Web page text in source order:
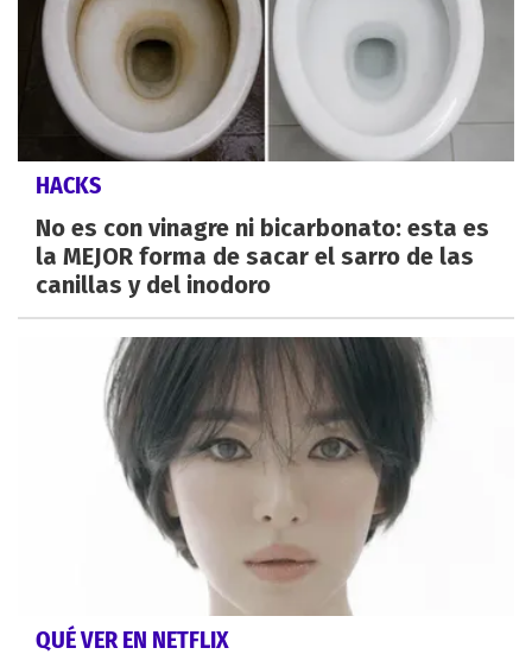
HACKS
No es con vinagre ni bicarbonato: esta es
la MEJOR forma de sacar el sarro de las
canillas y del inodoro
QUÉ VER EN NETFLIX